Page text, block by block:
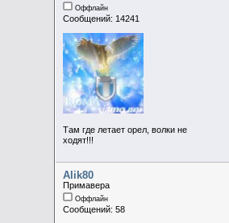
Оффлайн
Сообщений: 14241
Там где летает орел, волки не
ходят!!!
Alik80
Примавера
Оффлайн
Сообщений: 58